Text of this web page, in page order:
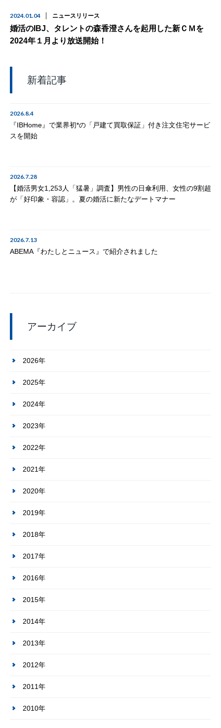
2024.01.04 ニュースリリース
婚活のIBJ、タレントの森香澄さんを起用した新ＣＭを
2024年１月より放送開始！
新着記事
2026.8.4
『IBHome』で業界初*の「戸建て買取保証」付き注文住宅サービ
スを開始
2026.7.28
【婚活男女1,253人「猛暑」調査】男性の日傘利用、女性の9割超
が「好印象・容認」。夏の婚活に新たなデートマナー
2026.7.13
ABEMA『わたしとニュース』で紹介されました
アーカイブ
2026年
2025年
2024年
2023年
2022年
2021年
2020年
2019年
2018年
2017年
2016年
2015年
2014年
2013年
2012年
2011年
2010年